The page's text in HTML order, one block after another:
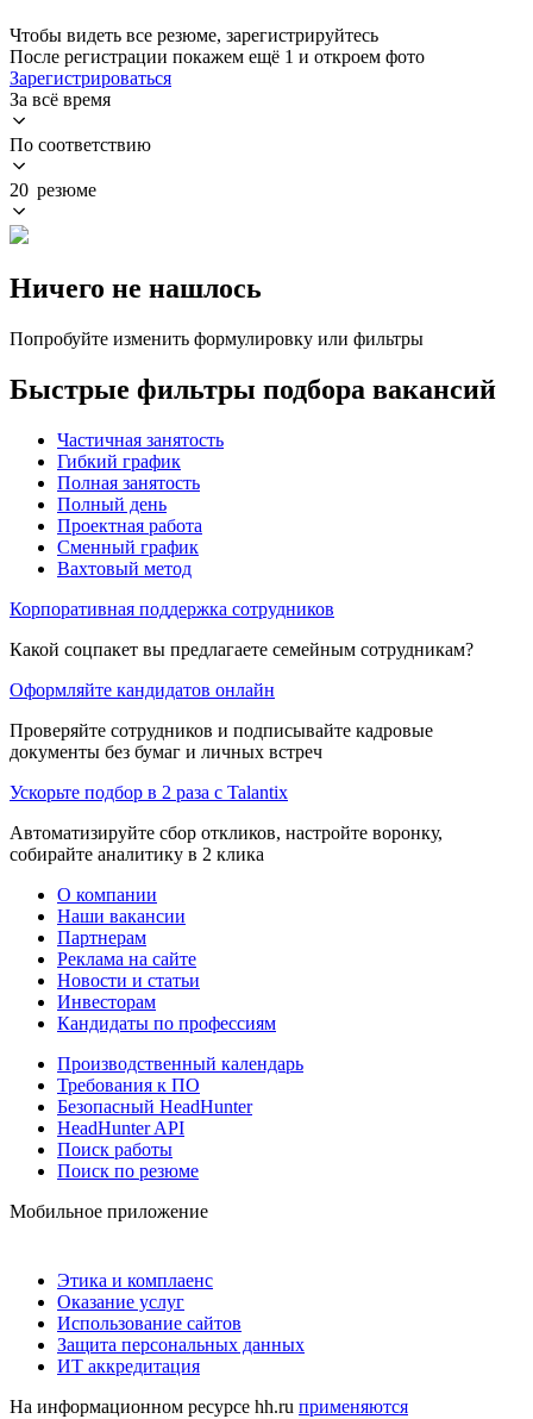
Чтобы видеть все резюме, зарегистрируйтесь
После регистрации покажем ещё 1 и откроем фото
Зарегистрироваться
За всё время
По соответствию
20 резюме
Ничего не нашлось
Попробуйте изменить формулировку или фильтры
Быстрые фильтры подбора вакансий
Частичная занятость
Гибкий график
Полная занятость
Полный день
Проектная работа
Сменный график
Вахтовый метод
Корпоративная поддержка сотрудников
Какой соцпакет вы предлагаете семейным сотрудникам?
Оформляйте кандидатов онлайн
Проверяйте сотрудников и подписывайте кадровые
документы без бумаг и личных встреч
Ускорьте подбор в 2 раза с Talantix
Автоматизируйте сбор откликов, настройте воронку,
собирайте аналитику в 2 клика
О компании
Наши вакансии
Партнерам
Реклама на сайте
Новости и статьи
Инвесторам
Кандидаты по профессиям
Производственный календарь
Требования к ПО
Безопасный HeadHunter
HeadHunter API
Поиск работы
Поиск по резюме
Мобильное приложение
Этика и комплаенс
Оказание услуг
Использование сайтов
Защита персональных данных
ИТ аккредитация
На информационном ресурсе hh.ru применяются